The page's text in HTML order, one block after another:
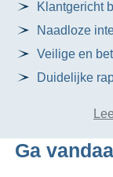
Klantgericht
Naadloze
Veilige en
Duidelijke
Ga